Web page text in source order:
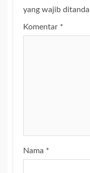
yang wajib
Komentar *
Nama *